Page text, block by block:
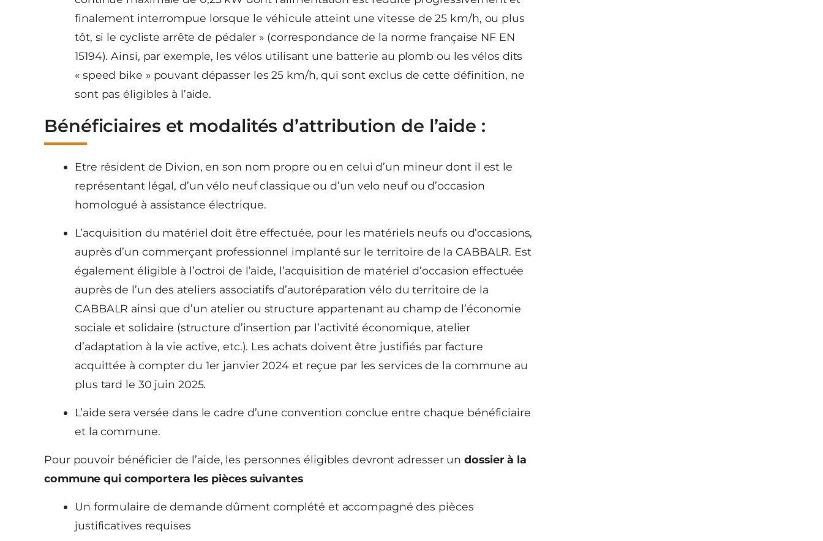
finalement interrompue lorsque le véhicule atteint une vitesse de 25 km/h, ou plus
tôt, si le cycliste arrête de pédaler » (correspondance de la norme française NF EN
15194). Ainsi, par exemple, les vélos utilisant une batterie au plomb ou les vélos dits
« speed bike » pouvant dépasser les 25 km/h, qui sont exclus de cette définition, ne
sont pas éligibles à l’aide.
Bénéficiaires et modalités d’attribution de l’aide :
Etre résident de Divion, en son nom propre ou en celui d’un mineur dont il est le
représentant légal, d’un vélo neuf classique ou d’un velo neuf ou d’occasion
homologué à assistance électrique.
L’acquisition du matériel doit être effectuée, pour les matériels neufs ou d’occasions,
auprès d’un commerçant professionnel implanté sur le territoire de la CABBALR. Est
également éligible à l’octroi de l’aide, l’acquisition de matériel d’occasion effectuée
auprès de l’un des ateliers associatifs d’autoréparation vélo du territoire de la
CABBALR ainsi que d’un atelier ou structure appartenant au champ de l’économie
sociale et solidaire (structure d’insertion par l’activité économique, atelier
d’adaptation à la vie active, etc.). Les achats doivent être justifiés par facture
acquittée à compter du 1er janvier 2024 et reçue par les services de la commune au
plus tard le 30 juin 2025.
L’aide sera versée dans le cadre d’une convention conclue entre chaque bénéficiaire
et la commune.
Pour pouvoir bénéficier de l’aide, les personnes éligibles devront adresser undossier à la
commune qui comportera les pièces suivantes
Un formulaire de demande dûment complété et accompagné des pièces
justificatives requises